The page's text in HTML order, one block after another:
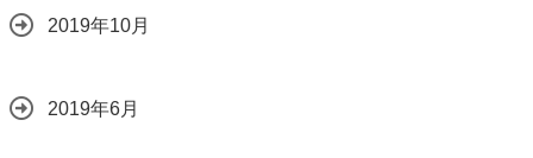
2019年10月
2019年6月